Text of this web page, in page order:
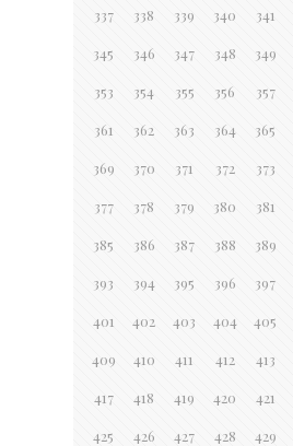
337 338 339 340 341
345 346 347 348 349
353 354 355 356 357
361 362 363 364 365
369 370 371 372 373
377 378 379 380 381
385 386 387 388 389
393 394 395 396 397
401 402 403 404 405
409 410 411 412 413
417 418 419 420 421
425 426 427 428 429